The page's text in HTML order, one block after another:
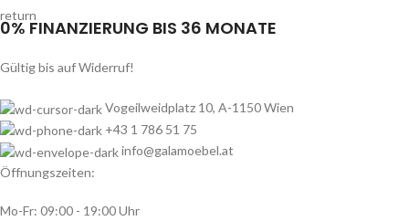
0% FINANZIERUNG BIS 36 MONATE
Gültig bis auf Widerruf!
Vogeilweidplatz 10, A-1150 Wien
+43 1 786 51 75
info@galamoebel.at
Öffnungszeiten:
Mo-Fr: 09:00 - 19:00 Uhr